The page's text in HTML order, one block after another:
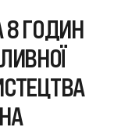
8 ГОДИН